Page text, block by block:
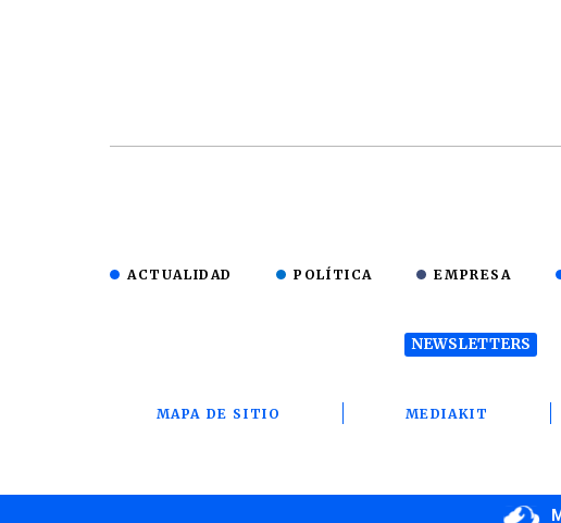
ACTUALIDAD POLÍTICA EMPRESA
NEWSLETTERS
MAPA DE SITIO MEDIAKIT